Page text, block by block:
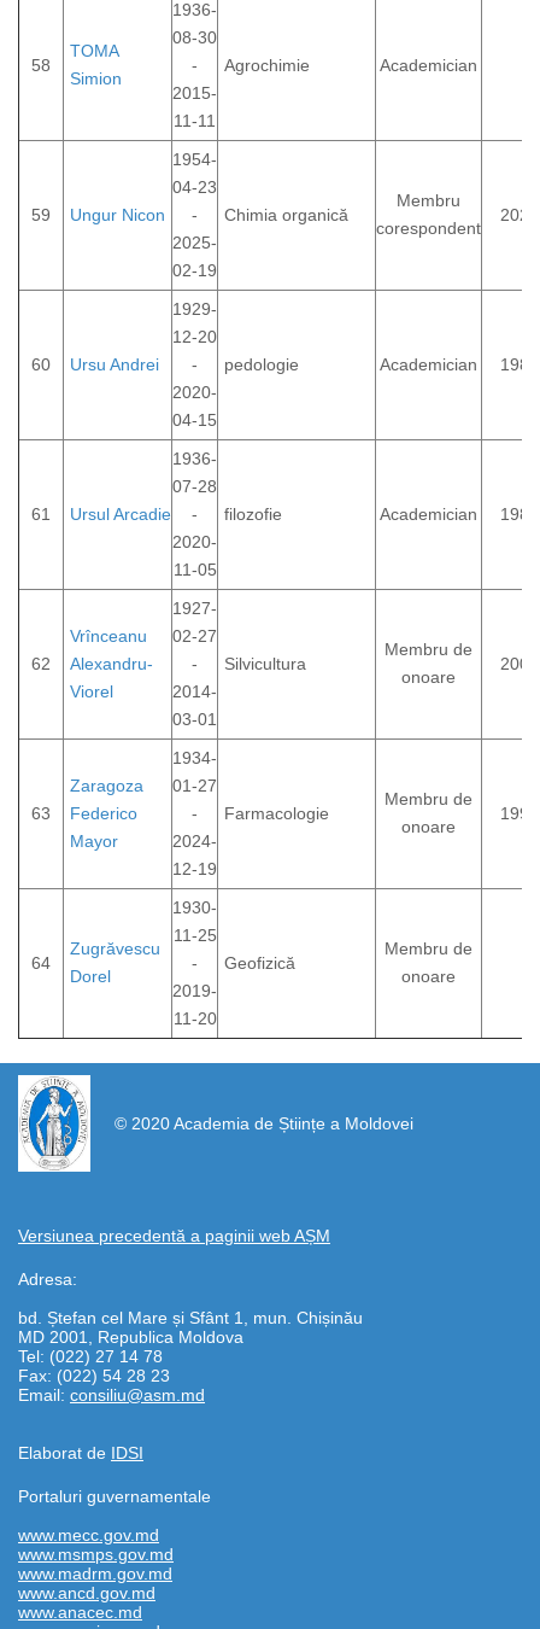
58
TOMA
Simion
1936-
08-30
-
2015-
11-11
Agrochimie Academician
59 Ungur Nicon
1954-
04-23
-
2025-
02-19
Chimia organică
Membru
corespondent
2023
60 Ursu Andrei
1929-
12-20
-
2020-
04-15
pedologie Academician 1989
61 Ursul Arcadie
1936-
07-28
-
2020-
11-05
filozofie Academician 1984
62
Vrînceanu
Alexandru-
Viorel
1927-
02-27
-
2014-
03-01
Silvicultura
Membru de
onoare
2000
63
Zaragoza
Federico
Mayor
1934-
01-27
-
2024-
12-19
Farmacologie
Membru de
onoare
1998
64
Zugrăvescu
Dorel
1930-
11-25
-
2019-
11-20
Geofizică
Membru de
onoare
© 2020 Academia de Științe a Moldovei
Versiunea precedentă a paginii web AȘM
Adresa:
bd. Ștefan cel Mare și Sfânt 1, mun. Chișinău
MD 2001, Republica Moldova
Tel: (022) 27 14 78
Fax: (022) 54 28 23
Email: consiliu@asm.md
Elaborat de IDSI
https://propletenie.ru/
Portaluri guvernamentale
www.mecc.gov.md
www.msmps.gov.md
www.madrm.gov.md
www.ancd.gov.md
www.anacec.md